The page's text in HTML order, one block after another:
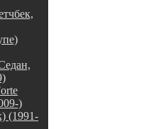
)
(1991-